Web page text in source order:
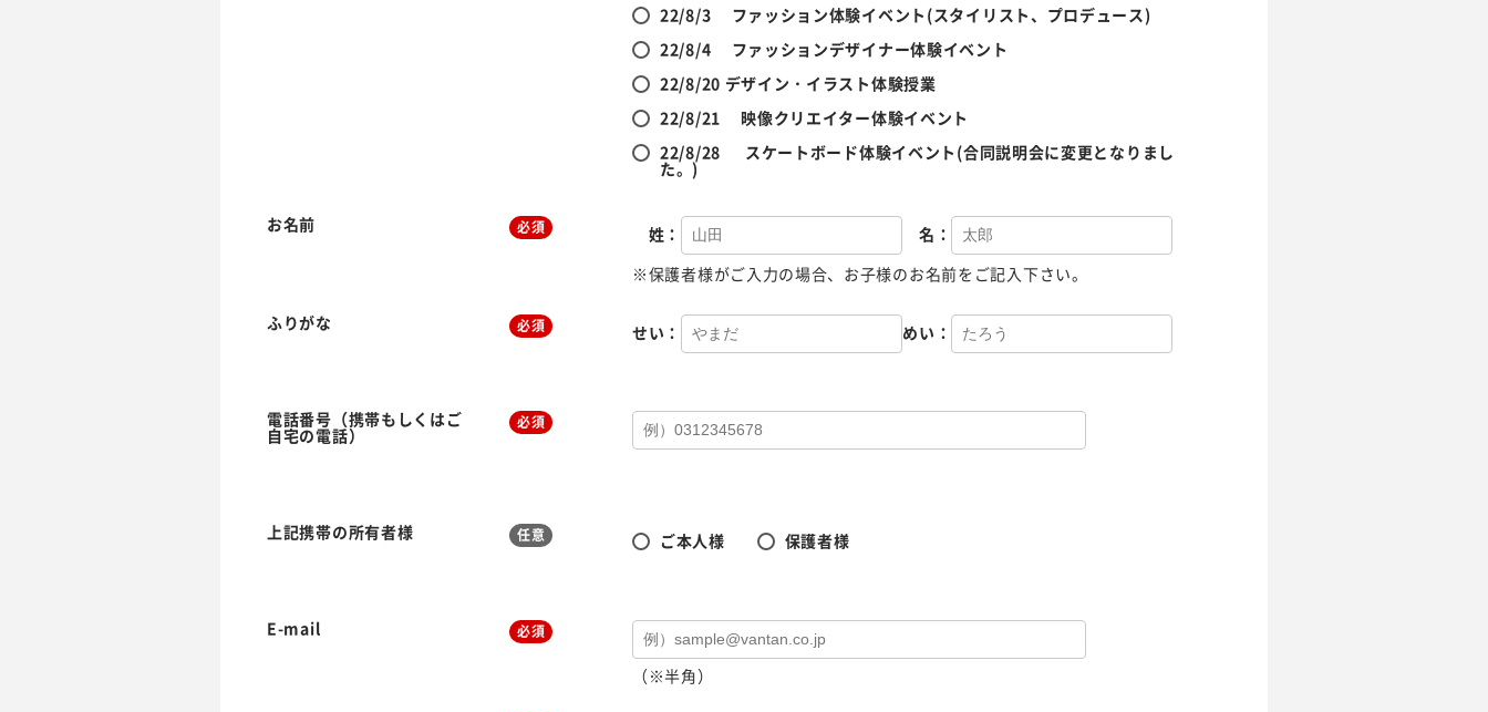
22/8/3 ファッション体験イベント(スタイリスト、プロデュース)
22/8/4 ファッションデザイナー体験イベント
22/8/20 デザイン・イラスト体験授業
22/8/21 映像クリエイター体験イベント
22/8/28 スケートボード体験イベント(合同説明会に変更となりまし
た。)
お名前 必須 姓：
名：
※保護者様がご入力の場合、お子様のお名前をご記入下さい。
ふりがな 必須 せい： めい：
電話番号（携帯もしくはご
自宅の電話）
必須
上記携帯の所有者様 任意 ご本人様 保護者様
E-mail 必須
（※半角）